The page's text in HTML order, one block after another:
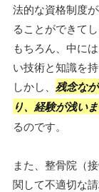
法的な資格制度
ることができて
もちろん、中に
い技術と知識を
しかし、 残念な
り、経験が浅い
るのです。
また、整骨院（
関して不適切な